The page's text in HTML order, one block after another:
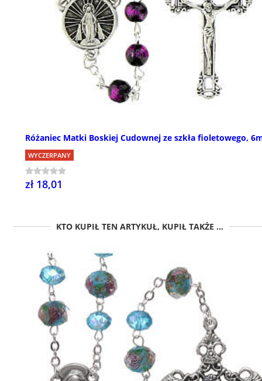
Różaniec Matki Boskiej Cudownej ze szkła fioletowego,
WYCZERPANY
zł 18,01
KTO KUPIŁ TEN ARTYKUŁ, KUPIŁ TAKŻE ...